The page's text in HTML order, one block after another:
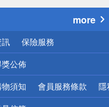
more
保險服務
公佈
須知 會員服務條款 隱